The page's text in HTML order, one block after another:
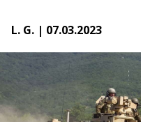
L. G. | 07.03.2023